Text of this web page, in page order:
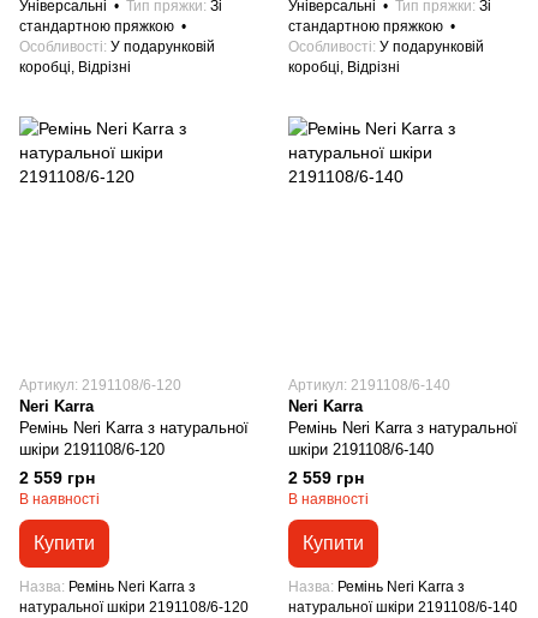
Універсальні Тип пряжки Зі
стандартною пряжкою
Особливості У подарунковій
коробці, Відрізні
Універсальні Тип пряжки Зі
стандартною пряжкою
Особливості У подарунковій
коробці, Відрізні
Артикул: 2191108/6-120
Neri Karra
Ремінь Neri Karra з натуральної
шкіри 2191108/6-120
2 559 грн
В наявності
Купити
Назва Ремінь Neri Karra з
натуральної шкіри 2191108/6-120
Артикул: 2191108/6-140
Neri Karra
Ремінь Neri Karra з натуральної
шкіри 2191108/6-140
2 559 грн
В наявності
Купити
Назва Ремінь Neri Karra з
натуральної шкіри 2191108/6-140